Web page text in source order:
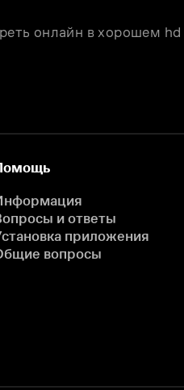
онлайн в хорошем
и ответы
приложения
вопросы